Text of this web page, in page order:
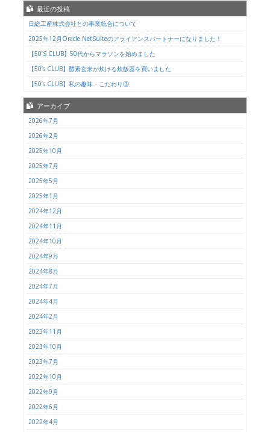
最近の投稿
日総工産株式会社との事業統合について
2025年12月Oracle NetSuiteのアライアンスパートナーになりました！
【50’S CLUB】50代からマラソンを始めました
【50’s CLUB】酵素玄米が炊ける炊飯器を買いました
【50’s CLUB】私の趣味・こだわり③
アーカイブ
2026年7月
2026年2月
2025年10月
2025年7月
2025年5月
2025年1月
2024年12月
2024年11月
2024年10月
2024年9月
2024年8月
2024年7月
2024年4月
2024年2月
2023年11月
2023年10月
2023年7月
2022年10月
2022年9月
2022年6月
2022年4月